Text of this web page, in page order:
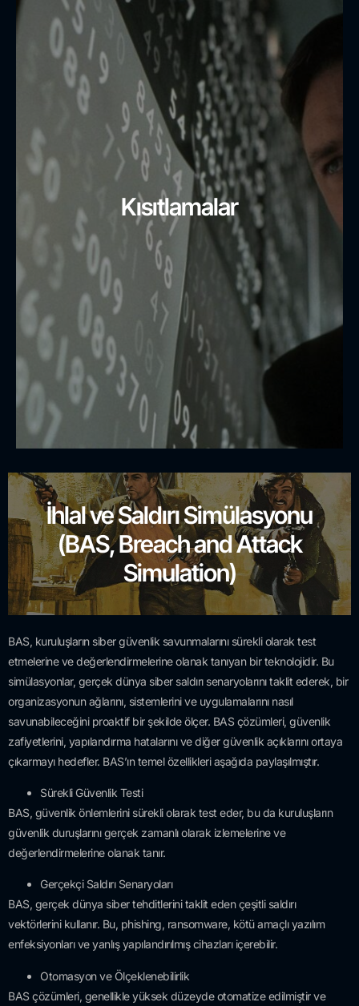
Kısıtlamalar
İhlal ve Saldırı Simülasyonu
(BAS, Breach and Attack
Simulation)
BAS, kuruluşların siber güvenlik savunmalarını sürekli olarak test
etmelerine ve değerlendirmelerine olanak tanıyan bir teknolojidir. Bu
simülasyonlar, gerçek dünya siber saldırı senaryolarını taklit ederek, bir
organizasyonun ağlarını, sistemlerini ve uygulamalarını nasıl
savunabileceğini proaktif bir şekilde ölçer. BAS çözümleri, güvenlik
zafiyetlerini, yapılandırma hatalarını ve diğer güvenlik açıklarını ortaya
çıkarmayı hedefler. BAS’ın temel özellikleri aşağıda paylaşılmıştır.
Sürekli Güvenlik Testi
BAS, güvenlik önlemlerini sürekli olarak test eder, bu da kuruluşların
güvenlik duruşlarını gerçek zamanlı olarak izlemelerine ve
değerlendirmelerine olanak tanır.
Gerçekçi Saldırı Senaryoları
BAS, gerçek dünya siber tehditlerini taklit eden çeşitli saldırı
vektörlerini kullanır. Bu, phishing, ransomware, kötü amaçlı yazılım
enfeksiyonları ve yanlış yapılandırılmış cihazları içerebilir.
Otomasyon ve Ölçeklenebilirlik
BAS çözümleri, genellikle yüksek düzeyde otomatize edilmiştir ve